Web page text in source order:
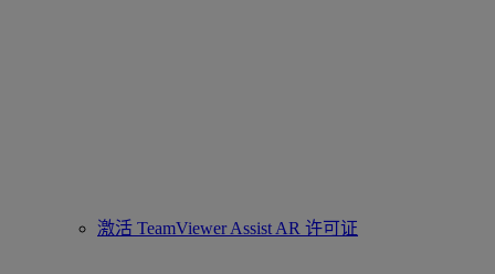
激活 TeamViewer Assist AR 许可证